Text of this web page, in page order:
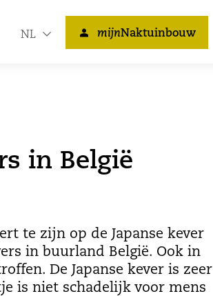
NL mijnNaktuinbouw
in België
te zijn op de Japanse kever
in buurland België. Ook in
De Japanse kever is zeer
is niet schadelijk voor mens